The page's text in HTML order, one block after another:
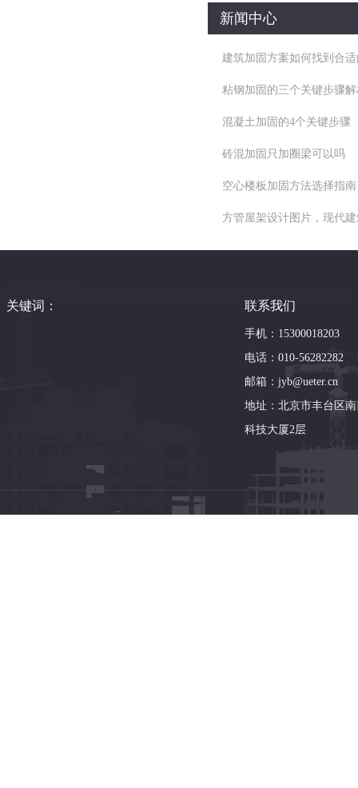
新闻中心
建筑加固方案如何找到合
粘钢加固的三个关键步骤
混凝土加固的4个关键步骤
砖混加固只加圈梁可以吗
空心楼板加固方法选择指南
方管屋架设计图片，现代
关键词： 联系我们
手机：15300018203
电话：010-56282282
邮箱：jyb@ueter.cn
地址：北京市丰台区
科技大厦2层